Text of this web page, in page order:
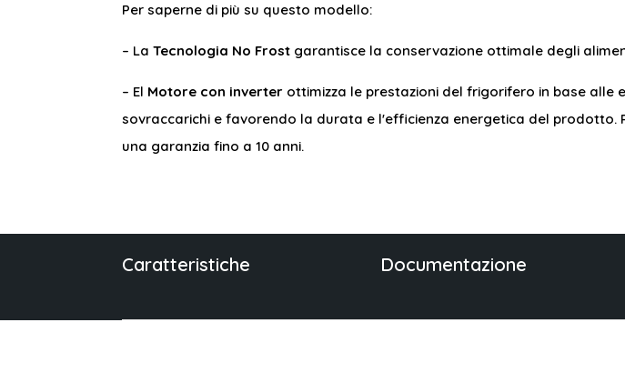
Per saperne di più su questo modello:
– LaTecnologia No Frost garantisce la conservazione ottimale degli
– El Motore con inverter ottimizza le prestazioni del frigorifero in base
sovraccarichi e favorendo la durata e l'efficienza energetica del
una garanzia fino a 10 anni.
Caratteristiche Documentazione